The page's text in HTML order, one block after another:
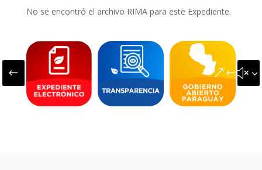
No se encontró el archivo RIMA para este Expediente.
#